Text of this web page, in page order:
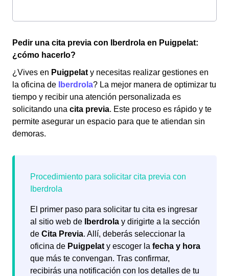
Pedir una cita previa con Iberdrola en Puigpelat:
¿cómo hacerlo?
¿Vives en Puigpelat y necesitas realizar gestiones en
la oficina de
Iberdrola? La mejor manera de optimizar tu
tiempo y recibir una atención personalizada es
solicitando una cita previa. Este proceso es rápido y te
permite asegurar un espacio para que te atiendan sin
demoras.
El primer paso para solicitar tu cita es ingresar
al sitio web de
Iberdrola y dirigirte a la sección
de Cita Previa. Allí, deberás seleccionar la
oficina de Puigpelat y escoger la fecha y hora
que más te convengan. Tras confirmar,
recibirás una notificación con los detalles de tu